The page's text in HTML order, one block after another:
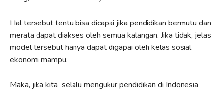
Hal tersebut tentu bisa dicapai jika pendidikan bermutu dan
merata dapat diakses oleh semua kalangan. Jika tidak, jelas
model tersebut hanya dapat digapai oleh kelas sosial
ekonomi mampu.
Maka, jika kita selalu mengukur pendidikan di Indonesia